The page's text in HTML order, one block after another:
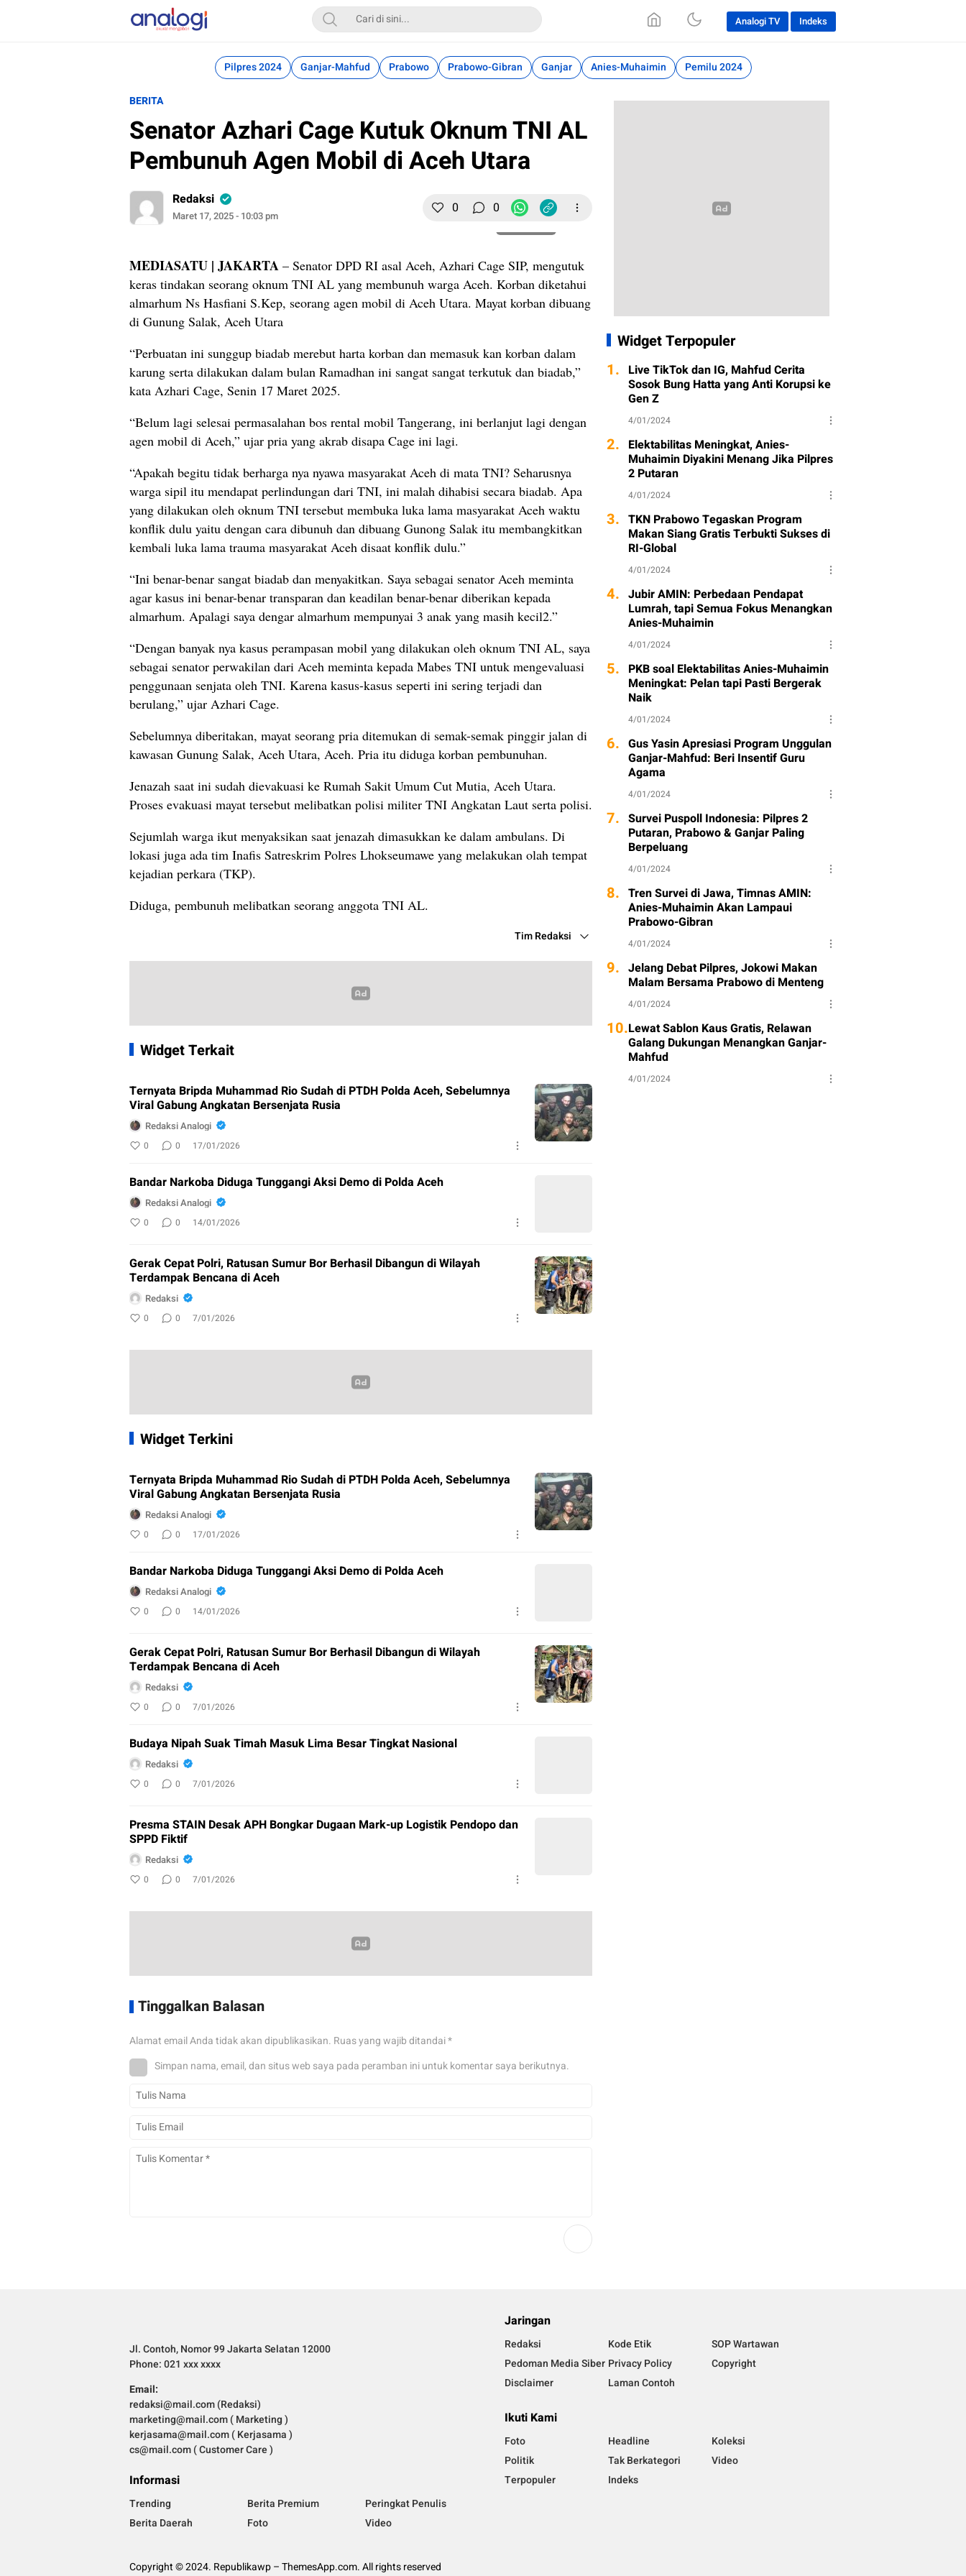
Analogi
Akurat Mengabari
Analogi TV Indeks
Pilpres 2024 Ganjar-Mahfud Prabowo Prabowo-Gibran Ganjar Anies-Muhaimin Pemilu 2024
BERITA
Senator Azhari Cage Kutuk Oknum TNI AL
Pembunuh Agen Mobil di Aceh Utara
Redaksi
Maret 17, 2025 - 10:03 pm 0 0
MEDIASATU | JAKARTA – Senator DPD RI asal Aceh, Azhari Cage SIP, mengutuk
keras tindakan seorang oknum TNI AL yang membunuh warga Aceh. Korban diketahui
almarhum Ns Hasfiani S.Kep, seorang agen mobil di Aceh Utara. Mayat korban dibuang
di Gunung Salak, Aceh Utara
“Perbuatan ini sunggup biadab merebut harta korban dan memasuk kan korban dalam
karung serta dilakukan dalam bulan Ramadhan ini sangat sangat terkutuk dan biadab,”
kata Azhari Cage, Senin 17 Maret 2025.
“Belum lagi selesai permasalahan bos rental mobil Tangerang, ini berlanjut lagi dengan
agen mobil di Aceh,” ujar pria yang akrab disapa Cage ini lagi.
“Apakah begitu tidak berharga nya nyawa masyarakat Aceh di mata TNI? Seharusnya
warga sipil itu mendapat perlindungan dari TNI, ini malah dihabisi secara biadab. Apa
yang dilakukan oleh oknum TNI tersebut membuka luka lama masyarakat Aceh waktu
konflik dulu yaitu dengan cara dibunuh dan dibuang Gunong Salak itu membangkitkan
kembali luka lama trauma masyarakat Aceh disaat konflik dulu.”
“Ini benar-benar sangat biadab dan menyakitkan. Saya sebagai senator Aceh meminta
agar kasus ini benar-benar transparan dan keadilan benar-benar diberikan kepada
almarhum. Apalagi saya dengar almarhum mempunyai 3 anak yang masih kecil2.”
“Dengan banyak nya kasus perampasan mobil yang dilakukan oleh oknum TNI AL, saya
sebagai senator perwakilan dari Aceh meminta kepada Mabes TNI untuk mengevaluasi
penggunaan senjata oleh TNI. Karena kasus-kasus seperti ini sering terjadi dan
berulang,” ujar Azhari Cage.
Sebelumnya diberitakan, mayat seorang pria ditemukan di semak-semak pinggir jalan di
kawasan Gunung Salak, Aceh Utara, Aceh. Pria itu diduga korban pembunuhan.
Jenazah saat ini sudah dievakuasi ke Rumah Sakit Umum Cut Mutia, Aceh Utara.
Proses evakuasi mayat tersebut melibatkan polisi militer TNI Angkatan Laut serta polisi.
Sejumlah warga ikut menyaksikan saat jenazah dimasukkan ke dalam ambulans. Di
lokasi juga ada tim Inafis Satreskrim Polres Lhokseumawe yang melakukan olah tempat
kejadian perkara (TKP).
Diduga, pembunuh melibatkan seorang anggota TNI AL.
Tim Redaksi
Widget Terkait
Ternyata Bripda Muhammad Rio Sudah di PTDH Polda Aceh, Sebelumnya
Viral Gabung Angkatan Bersenjata Rusia
Redaksi Analogi
0 0 17/01/2026
Bandar Narkoba Diduga Tunggangi Aksi Demo di Polda Aceh
Redaksi Analogi
0 0 14/01/2026
Gerak Cepat Polri, Ratusan Sumur Bor Berhasil Dibangun di Wilayah
Terdampak Bencana di Aceh
Redaksi
0 0 7/01/2026
Widget Terkini
Ternyata Bripda Muhammad Rio Sudah di PTDH Polda Aceh, Sebelumnya
Viral Gabung Angkatan Bersenjata Rusia
Redaksi Analogi
0 0 17/01/2026
Bandar Narkoba Diduga Tunggangi Aksi Demo di Polda Aceh
Redaksi Analogi
0 0 14/01/2026
Gerak Cepat Polri, Ratusan Sumur Bor Berhasil Dibangun di Wilayah
Terdampak Bencana di Aceh
Redaksi
0 0 7/01/2026
Budaya Nipah Suak Timah Masuk Lima Besar Tingkat Nasional
Redaksi
0 0 7/01/2026
Presma STAIN Desak APH Bongkar Dugaan Mark-up Logistik Pendopo dan
SPPD Fiktif
Redaksi
0 0 7/01/2026
Tinggalkan Balasan
Alamat email Anda tidak akan dipublikasikan. Ruas yang wajib ditandai*
Simpan nama, email, dan situs web saya pada peramban ini untuk komentar saya berikutnya.
Widget Terpopuler
1. Live TikTok dan IG, Mahfud Cerita
Sosok Bung Hatta yang Anti Korupsi ke
Gen Z
4/01/2024
2. Elektabilitas Meningkat, Anies-
Muhaimin Diyakini Menang Jika Pilpres
2 Putaran
4/01/2024
3. TKN Prabowo Tegaskan Program
Makan Siang Gratis Terbukti Sukses di
RI-Global
4/01/2024
4. Jubir AMIN: Perbedaan Pendapat
Lumrah, tapi Semua Fokus Menangkan
Anies-Muhaimin
4/01/2024
5. PKB soal Elektabilitas Anies-Muhaimin
Meningkat: Pelan tapi Pasti Bergerak
Naik
4/01/2024
6. Gus Yasin Apresiasi Program Unggulan
Ganjar-Mahfud: Beri Insentif Guru
Agama
4/01/2024
7. Survei Puspoll Indonesia: Pilpres 2
Putaran, Prabowo & Ganjar Paling
Berpeluang
4/01/2024
8. Tren Survei di Jawa, Timnas AMIN:
Anies-Muhaimin Akan Lampaui
Prabowo-Gibran
4/01/2024
9. Jelang Debat Pilpres, Jokowi Makan
Malam Bersama Prabowo di Menteng
4/01/2024
10.Lewat Sablon Kaus Gratis, Relawan
Galang Dukungan Menangkan Ganjar-
Mahfud
4/01/2024
Jl. Contoh, Nomor 99 Jakarta Selatan 12000
Phone: 021 xxx xxxx
Email:
redaksi@mail.com (Redaksi)
marketing@mail.com ( Marketing )
kerjasama@mail.com ( Kerjasama )
cs@mail.com ( Customer Care )
Informasi
Trending Berita Premium
Peringkat Penulis
Berita Daerah
Foto Video
Jaringan
Redaksi Kode Etik
SOP Wartawan
Pedoman Media Siber Privacy Policy
Copyright
Disclaimer
Laman Contoh
Ikuti Kami
Foto Headline
Koleksi
Politik
Tak Berkategori
Video
Terpopuler
Indeks
Copyright © 2024. Republikawp – ThemesApp.com. All rights reserved